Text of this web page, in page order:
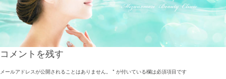
コメントを残す
メールアドレスが公開されることはありません。 * が付いている欄は必須項目です